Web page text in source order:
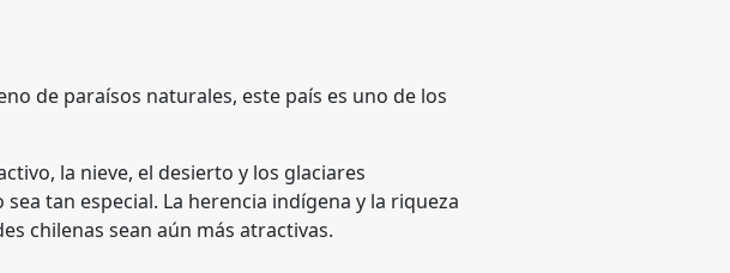
de paraísos naturales, este país es uno de los
la nieve, el desierto y los glaciares
tan especial. La herencia indígena y la riqueza
chilenas sean aún más atractivas.